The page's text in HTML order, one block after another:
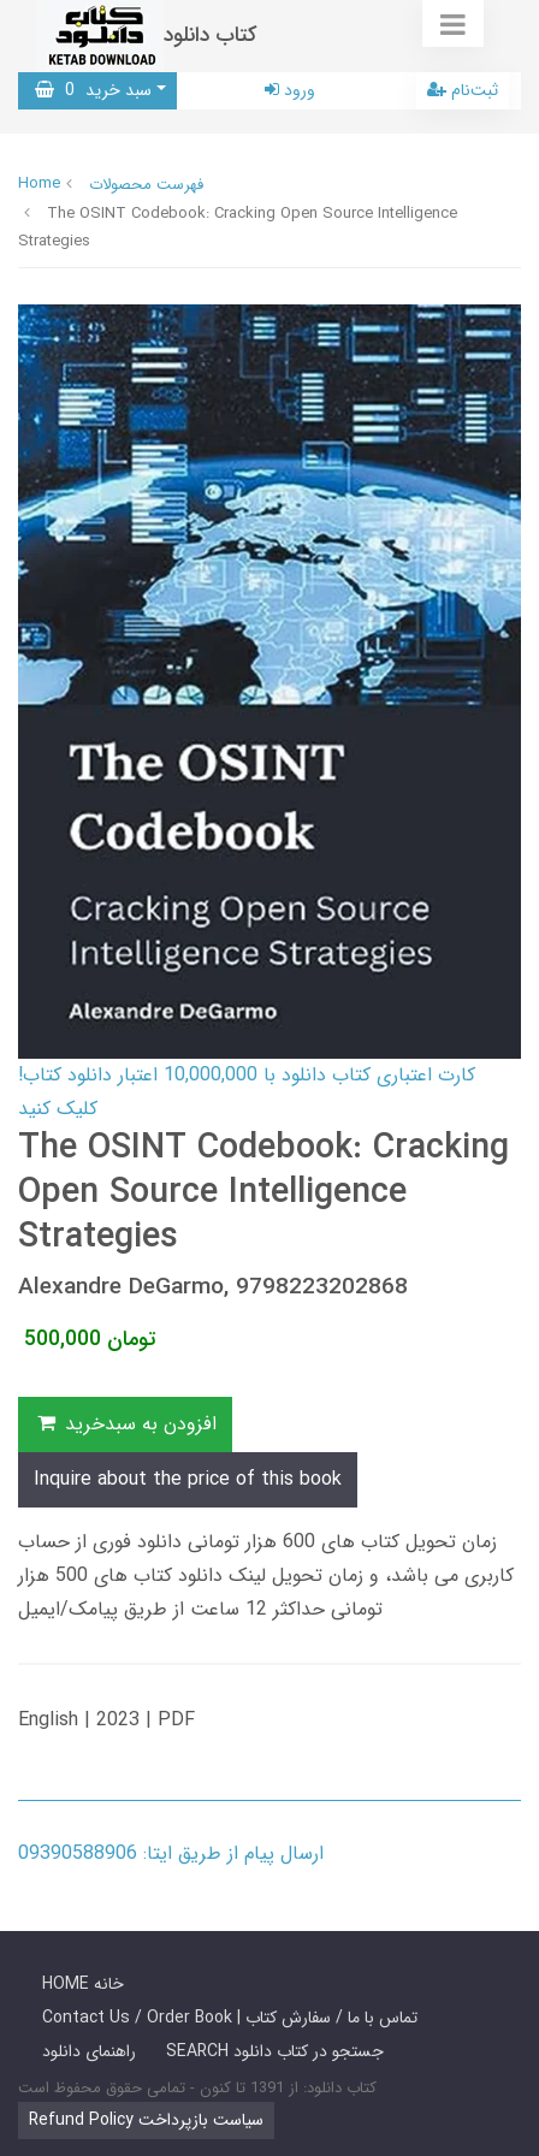
کتاب دانلود
سبد خرید 0 ورود ثبت‌نام
Home
فهرست محصولات
The OSINT Codebook: Cracking Open Source Intelligence
Strategies
کارت اعتباری کتاب دانلود با 10,000,000 اعتبار دانلود کتاب!
کلیک کنید
The OSINT Codebook: Cracking
Open Source Intelligence
Strategies
Alexandre DeGarmo, 9798223202868
500,000 تومان
افزودن به سبدخرید
Inquire about the price of this book
زمان تحویل کتاب های 600 هزار تومانی دانلود فوری از حساب
کاربری می باشد، و زمان تحویل لینک دانلود کتاب های 500 هزار
تومانی حداکثر 12 ساعت از طریق پیامک/ایمیل
English | 2023 | PDF
ارسال پیام از طریق ایتا: 09390588906
HOME خانه
Contact Us / Order Book | تماس با ما / سفارش کتاب
راهنمای دانلود
SEARCH جستجو در کتاب دانلود
کتاب دانلود: از 1391 تا کنون - تمامی حقوق محفوظ است
Refund Policy سیاست بازپرداخت